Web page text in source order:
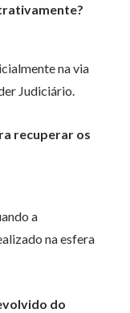
na via
Judiciário.
recuperar os
a
na esfera
do